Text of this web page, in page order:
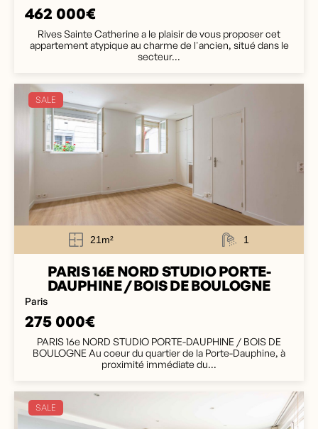
462 000€
Rives Sainte Catherine a le plaisir de vous proposer cet
appartement atypique au charme de l'ancien, situé dans le
secteur...
SALE
21m² 1
PARIS 16E NORD STUDIO PORTE-
DAUPHINE / BOIS DE BOULOGNE
Paris
275 000€
PARIS 16e NORD STUDIO PORTE-DAUPHINE / BOIS DE
BOULOGNE Au coeur du quartier de la Porte-Dauphine, à
proximité immédiate du...
SALE